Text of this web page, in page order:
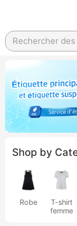
Rechercher
Shop by
Robe
T-shirt
femme